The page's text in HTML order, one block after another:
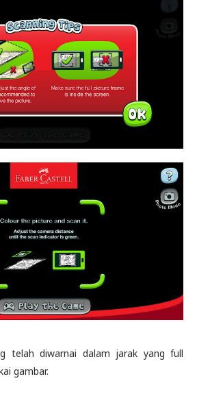
telah diwarnai dalam jarak yang full
gambar.